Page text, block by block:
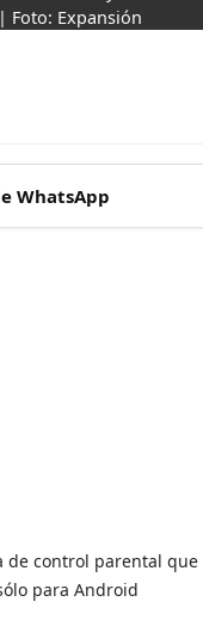
Foto: Expansión
WhatsApp
control parental
para Android